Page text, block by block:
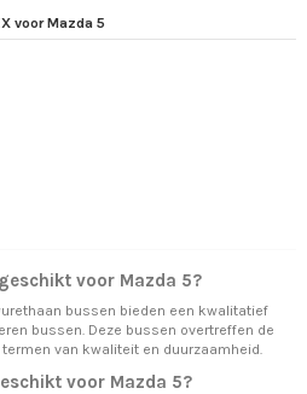
voor Mazda 5
voor Mazda 5?
bussen bieden een kwalitatief
bussen. Deze bussen overtreffen de
van kwaliteit en duurzaamheid.
voor Mazda 5?